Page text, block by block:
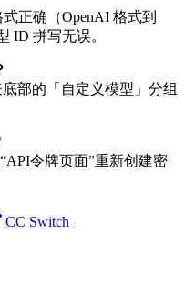
正确（OpenAI 格式到
ID 拼写无误。
部的「自定义模型」分组
令牌页面”重新创建密
CC Switch